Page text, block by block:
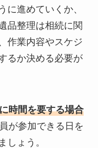
に進めていくか、
品整理は相続に関
作業内容やスケジ
るか決める必要が
時間を要する場合
が参加できる日を
しょう。